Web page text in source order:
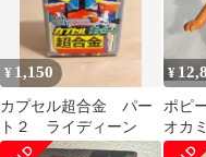
¥ 1,150
カプセル超合金 パー
ト２ ライディーン
¥
ポピ
オカ
ァミ